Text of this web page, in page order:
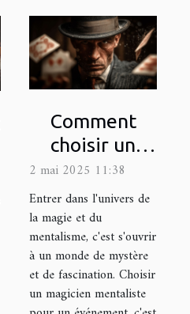
Comment
choisir un
magicien
mentaliste
pour éblouir
vos
événements
2 mai 2025 11:38
Entrer dans l'univers de
la magie et du
mentalisme, c'est s'ouvrir
à un monde de mystère
et de fascination. Choisir
un magicien mentaliste